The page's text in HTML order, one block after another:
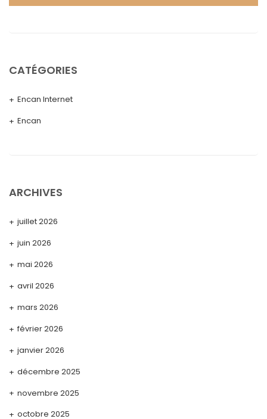
CATÉGORIES
Encan Internet
Encan
ARCHIVES
juillet 2026
juin 2026
mai 2026
avril 2026
mars 2026
février 2026
janvier 2026
décembre 2025
novembre 2025
octobre 2025